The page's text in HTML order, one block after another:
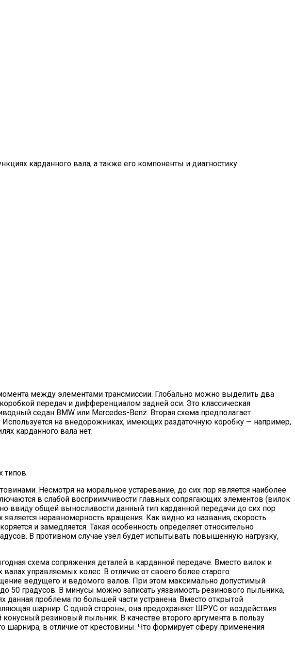
карданного вала, а также его компоненты и диагностику
между элементами трансмиссии. Глобально можно выделить два
передач и дифференциалом задней оси. Это классическая
седан BMW или Mercedes-Benz. Вторая схема предполагает
на внедорожниках, имеющих раздаточную коробку — например,
карданного вала нет.
типов.
Несмотря на моральное устаревание, до сих пор является наиболее
в слабой восприимчивости главных сопрягающих элементов (вилок
ввиду общей выносливости данный тип карданной передачи до сих пор
неравномерность вращения. Как видно из названия, скорость
и замедляется. Такая особенность определяет относительно
В противном случае узел будет испытывать повышенную нагрузку,
схема сопряжения деталей в карданной передаче. Вместо вилок и
управляемых колес. В отличие от своего более старого
ведущего и ведомого валов. При этом максимально допустимый
50 градусов. В минусы можно записать уязвимость резинового пыльника,
проблема по большей части устранена. Вместо открытой
шарнир. С одной стороны, она предохраняет ШРУС от воздействия
резиновый пыльник. В качестве второго аргумента в пользу
шарнира, в отличие от крестовины. Что формирует сферу применения